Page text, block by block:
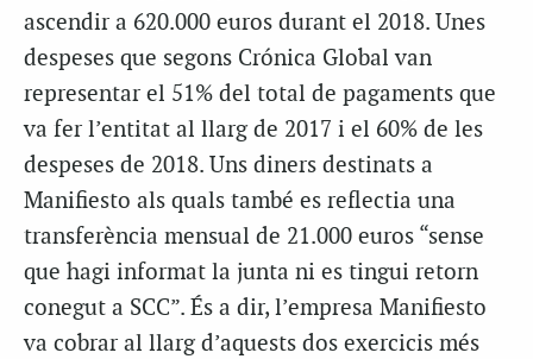
ascendir a 620.000 euros durant el 2018. Unes
despeses que segons Crónica Global van
representar el 51% del total de pagaments que
va fer l’entitat al llarg de 2017 i el 60% de les
despeses de 2018. Uns diners destinats a
Manifiesto als quals també es reflectia una
transferència mensual de 21.000 euros “sense
que hagi informat la junta ni es tingui retorn
conegut a SCC”. És a dir, l’empresa Manifiesto
va cobrar al llarg d’aquests dos exercicis més